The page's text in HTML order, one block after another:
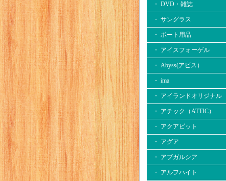
・ DVD・雑誌
・ サングラス
・ ボート用品
・ アイスフォーゲル
・ Abyss(アビス）
・ ima
・ アイランドオリジナル
・ アチック（ATTIC）
・ アクアビット
・ アグア
・ アブガルシア
・ アルフハイト